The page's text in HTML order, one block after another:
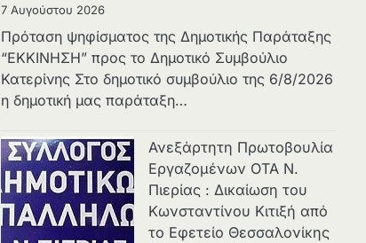
7 Αυγούστου 2026
Πρόταση ψηφίσματος της Δημοτικής Παράταξης
“ΕΚΚΙΝΗΣΗ” προς το Δημοτικό Συμβούλιο
Κατερίνης Στο δημοτικό συμβούλιο της 6/8/2026
η δημοτική μας παράταξη…
Ανεξάρτητη Πρωτοβουλία
Εργαζομένων ΟΤΑ Ν.
Πιερίας : Δικαίωση του
Κωνσταντίνου Κιτιξή από
το Εφετείο Θεσσαλονίκης